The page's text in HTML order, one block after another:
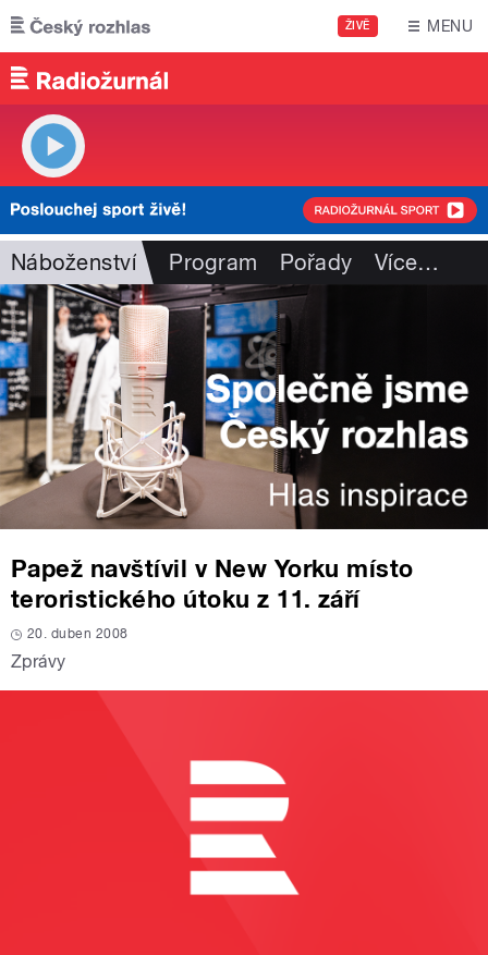
Přejít k hlavnímu obsahu
ŽIVĚ MENU
Náboženství Program Pořady Více…
Papež navštívil v New Yorku místo
teroristického útoku z 11. září
20. duben 2008
Zprávy